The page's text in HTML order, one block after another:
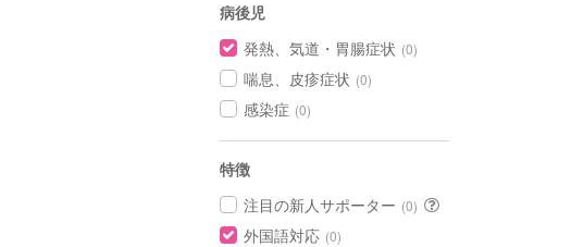
病後児
発熱、気道・胃腸症状 (0)
喘息、皮疹症状 (0)
感染症 (0)
特徴
注目の新人サポーター (0)
外国語対応 (0)